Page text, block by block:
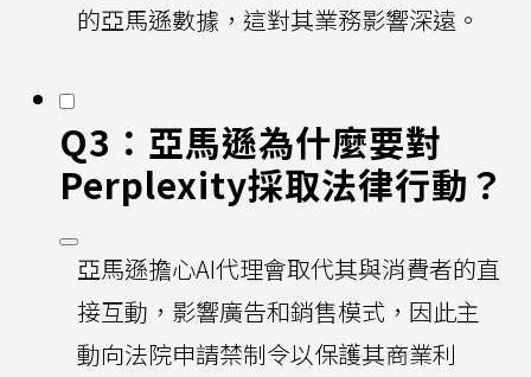
的亞馬遜數據，這對其業務影響深遠。
Q3：亞馬遜為什麼要對
Perplexity採取法律行動？
亞馬遜擔心AI代理會取代其與消費者的直
接互動，影響廣告和銷售模式，因此主
動向法院申請禁制令以保護其商業利